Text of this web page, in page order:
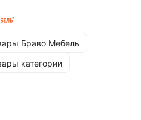
Браво Мебель
категории